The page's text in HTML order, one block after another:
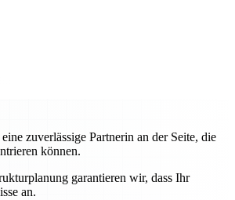
zuverlässige Partnerin an der Seite, die
können.
garantieren wir, dass Ihr
an.